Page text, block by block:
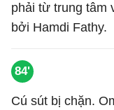
phải từ trung tâm
bởi Hamdi Fathy.
84'
Cú sút bị chặn.